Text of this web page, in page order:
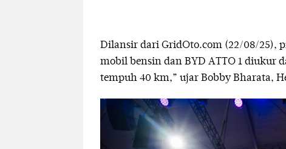
Dilansir dari GridOto.com (22/08/25),
mobil bensin dan BYD ATTO 1 diukur
tempuh 40 km,” ujar Bobby Bharata,